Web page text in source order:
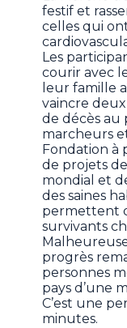
festif et
celles qui
Les
courir avec
leur famille
vaincre
de décès au
marcheurs
Fondation à
de projets
mondial et
des saines
permettent
survivants
progrès
personnes
pays d’une
C’est une
minutes.